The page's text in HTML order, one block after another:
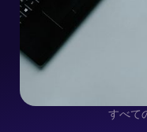
すべて